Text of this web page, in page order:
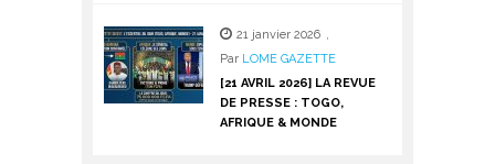
21 janvier 2026 ,
Par LOME GAZETTE
[21 AVRIL 2026] LA REVUE
DE PRESSE : TOGO,
AFRIQUE & MONDE